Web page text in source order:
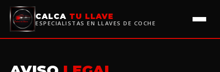
CALCA TU LLAVE
ESPECIALISTAS EN LLAVES DE COCHE